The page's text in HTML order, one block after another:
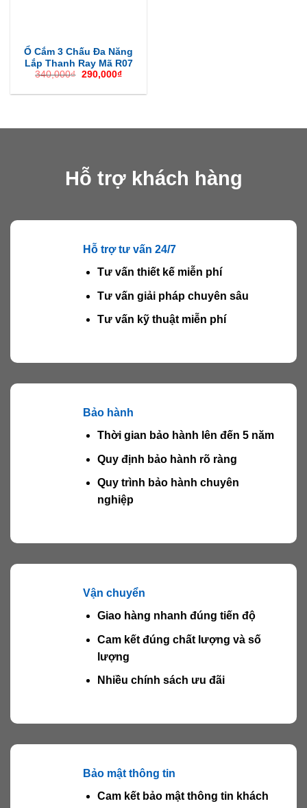
Ổ Cắm 3 Chấu Đa Năng
Lắp Thanh Ray Mã R07
340,000₫ Giá
gốc
340,000₫.
290,000₫Giá
hiện
là:
Hỗ trợ khách hàng
Hỗ trợ tư vấn 24/7
Tư vấn thiết kế miễn phí
Tư vấn giải pháp chuyên sâu
Tư vấn kỹ thuật miễn phí
Bảo hành
Thời gian bảo hành lên đến 5 năm
Quy định bảo hành rõ ràng
Quy trình bảo hành chuyên
nghiệp
Vận chuyển
Giao hàng nhanh đúng tiến độ
Cam kết đúng chất lượng và số
lượng
Nhiều chính sách ưu đãi
Bảo mật thông tin
Cam kết bảo mật thông tin khách